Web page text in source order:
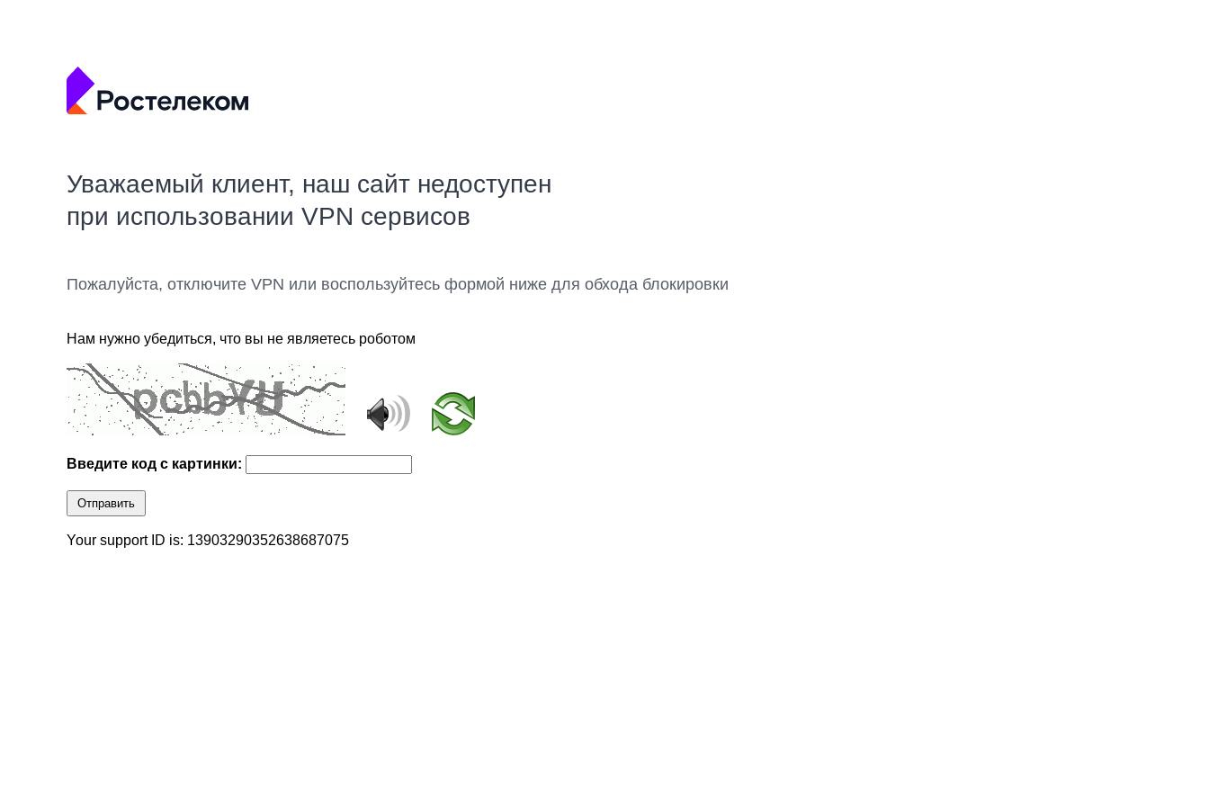
Уважаемый клиент, наш сайт недоступен
при использовании VPN сервисов
Пожалуйста, отключите VPN или воспользуйтесь формой ниже для обхода блокировки
Нам нужно убедиться, что вы не являетесь роботом
Введите код с картинки:
Отправить
Your support ID is: 13903290352638687075